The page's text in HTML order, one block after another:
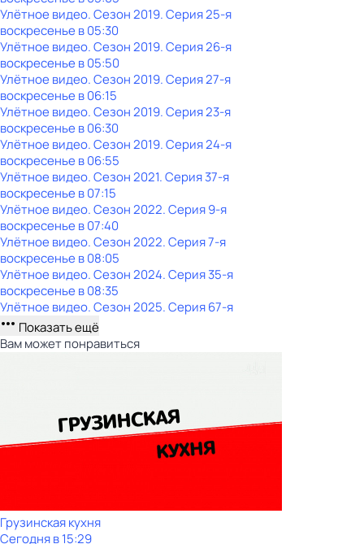
Улётное видео. Сезон 2019. Серия 25-я
воскресенье в05:30
Улётное видео. Сезон 2019. Серия 26-я
воскресенье в05:50
Улётное видео. Сезон 2019. Серия 27-я
воскресенье в06:15
Улётное видео. Сезон 2019. Серия 23-я
воскресенье в06:30
Улётное видео. Сезон 2019. Серия 24-я
воскресенье в06:55
Улётное видео. Сезон 2021. Серия 37-я
воскресенье в07:15
Улётное видео. Сезон 2022. Серия 9-я
воскресенье в07:40
Улётное видео. Сезон 2022. Серия 7-я
воскресенье в08:05
Улётное видео. Сезон 2024. Серия 35-я
воскресенье в08:35
Улётное видео. Сезон 2025. Серия 67-я
Показать ещё
Вам может понравиться
Грузинская кухня
Сегодня в 15:29